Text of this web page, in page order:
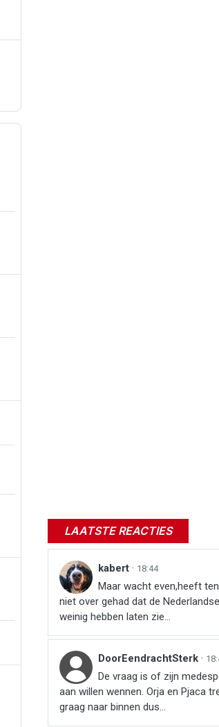
LAATSTE REACTIES
kabert · 18:44
Maar wacht even,heeft
niet over gehad dat de
weinig hebben laten zie...
DoorEendrachtSterk ·
De vraag is of zijn
aan willen wennen. Orja en Pjaca
graag naar binnen dus...